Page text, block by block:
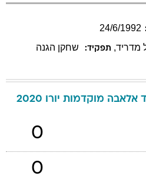
24/6/1992
מדריד, תפקיד: שחקן הגנה
אלאבה מוקדמות יורו 2020
0
0